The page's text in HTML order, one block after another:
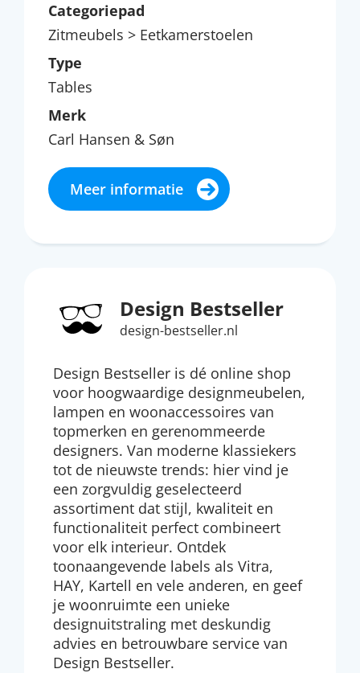
Categoriepad
Zitmeubels > Eetkamerstoelen
Type
Tables
Merk
Carl Hansen & Søn
Meer informatie
Design Bestseller
design-bestseller.nl
Design Bestseller is dé online shop
voor hoogwaardige designmeubelen,
lampen en woonaccessoires van
topmerken en gerenommeerde
designers. Van moderne klassiekers
tot de nieuwste trends: hier vind je
een zorgvuldig geselecteerd
assortiment dat stijl, kwaliteit en
functionaliteit perfect combineert
voor elk interieur. Ontdek
toonaangevende labels als Vitra,
HAY, Kartell en vele anderen, en geef
je woonruimte een unieke
designuitstraling met deskundig
advies en betrouwbare service van
Design Bestseller.